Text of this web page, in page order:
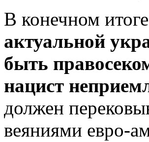
В конечном
актуальной
быть
нацист
должен
веяниями евро-